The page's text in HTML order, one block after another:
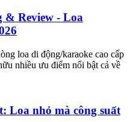
& Review - Loa
loa di động/karaoke cao cấp
nhiều ưu điểm nổi bật cả về
Loa nhỏ mà công suất